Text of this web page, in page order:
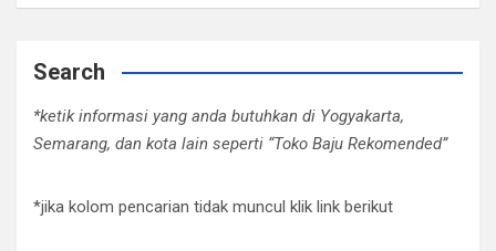
Search
*ketik informasi yang anda butuhkan di Yogyakarta,
Semarang, dan kota lain seperti “Toko Baju Rekomended”
*jika kolom pencarian tidak muncul klik link berikut